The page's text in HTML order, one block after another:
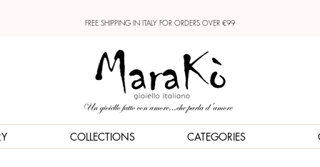
FREE SHIPPING IN ITALY FOR ORDERS OVER €99
COLLECTIONS CATEGORIES